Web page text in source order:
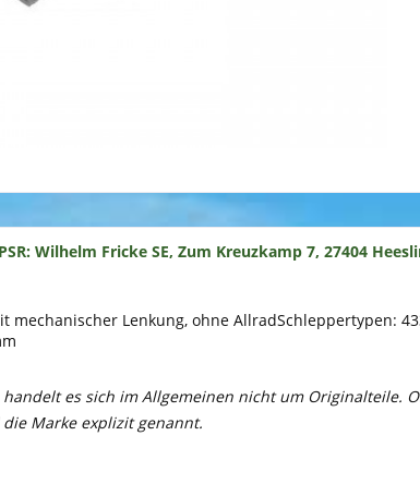
Wilhelm Fricke SE, Zum Kreuzkamp 7, 27404
mechanischer Lenkung, ohne AllradSchleppertypen:
es sich im Allgemeinen nicht um Originalteile.
Marke explizit genannt.